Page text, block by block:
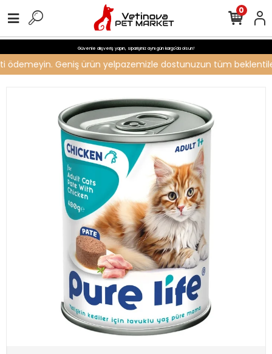
Güvenle alışveriş yapın, siparişiniz aynı gün kargo'da olsun!
Geniş ürün yelpazemizle dostunuzun tüm
0